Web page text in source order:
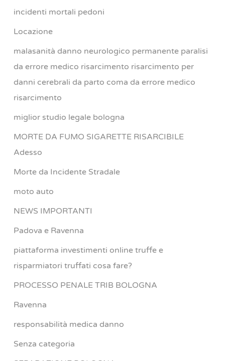
incidenti mortali pedoni
Locazione
malasanità danno neurologico permanente paralisi
da errore medico risarcimento risarcimento per
danni cerebrali da parto coma da errore medico
risarcimento
miglior studio legale bologna
MORTE DA FUMO SIGARETTE RISARCIBILE
Adesso
Morte da Incidente Stradale
moto auto
NEWS IMPORTANTI
Padova e Ravenna
piattaforma investimenti online truffe e
risparmiatori truffati cosa fare?
PROCESSO PENALE TRIB BOLOGNA
Ravenna
responsabilità medica danno
Senza categoria